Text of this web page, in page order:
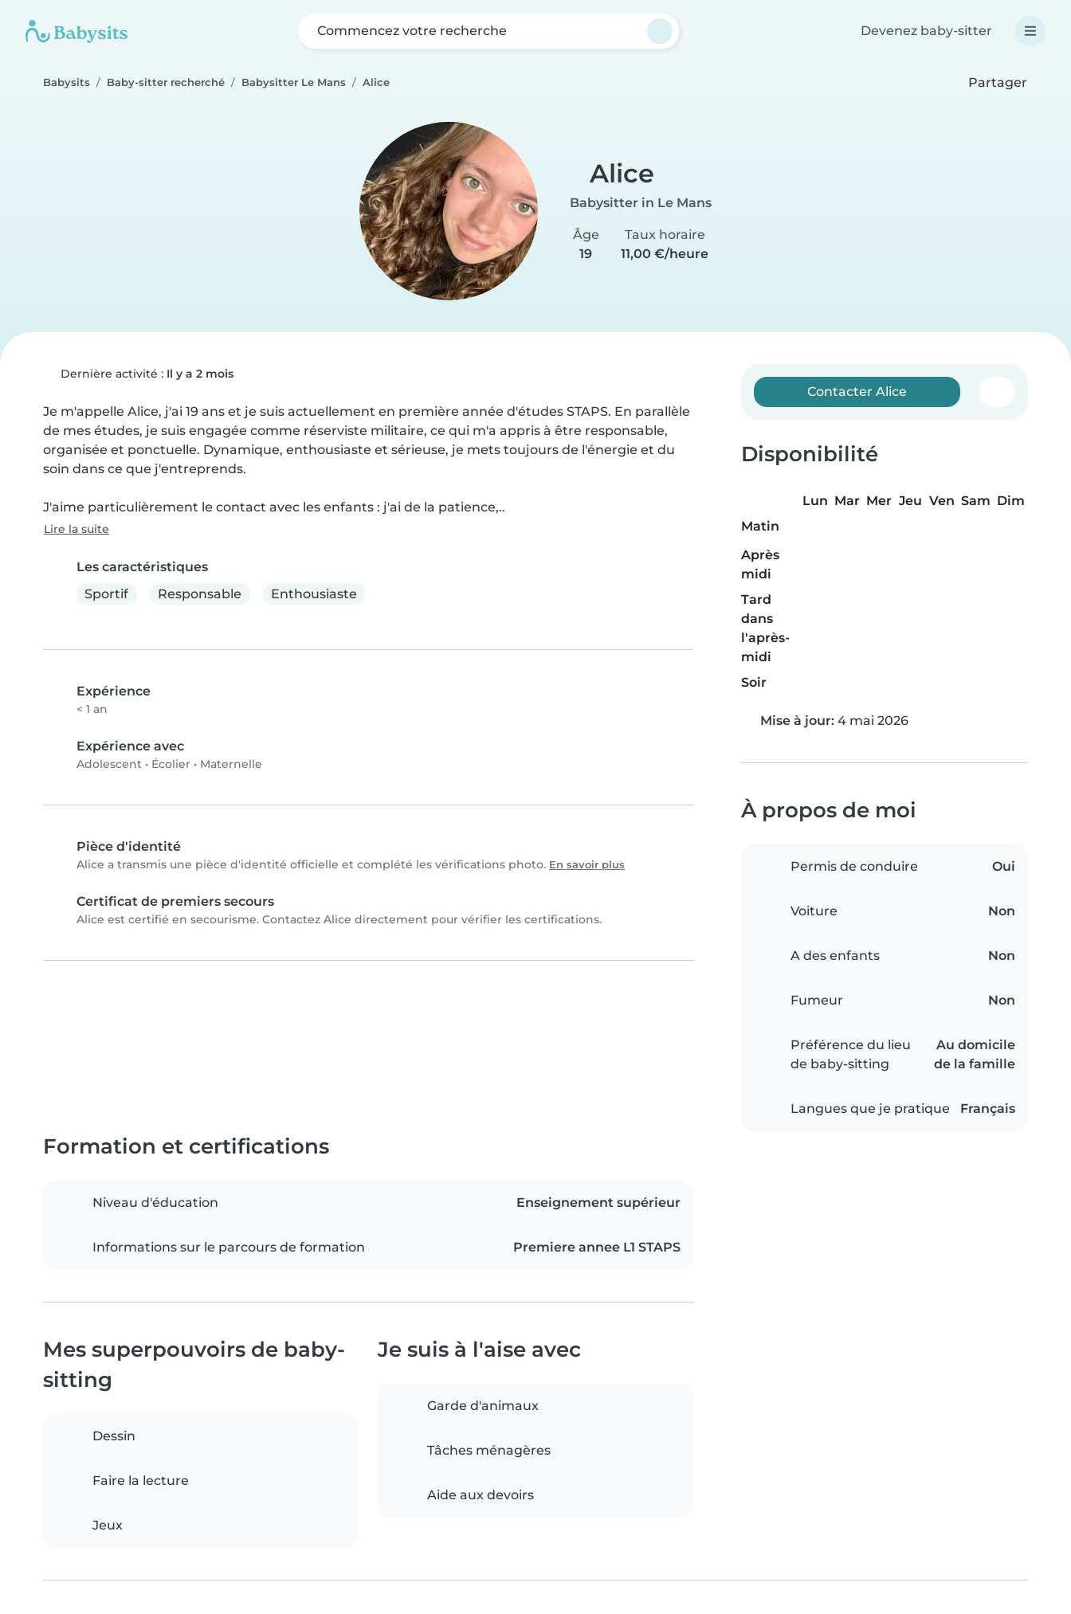
Commencez votre recherche Devenez baby-sitter
Babysits Baby-sitter recherché Babysitter Le Mans Alice Partager
Alice
Babysitter in Le Mans
Âge
19
Taux horaire
11,00 €/heure
Dernière activité : Il y a 2 mois
Je m'appelle Alice, j'ai 19 ans et je suis actuellement en première année d'études STAPS. En parallèle
de mes études, je suis engagée comme réserviste militaire, ce qui m'a appris à être responsable,
organisée et ponctuelle. Dynamique, enthousiaste et sérieuse, je mets toujours de l'énergie et du
soin dans ce que j'entreprends.
J'aime particulièrement le contact avec les enfants : j'ai de la patience,..
Lire la suite
Les caractéristiques
Sportif
Responsable Enthousiaste
Expérience
< 1 an
Expérience avec
Adolescent • Écolier • Maternelle
Pièce d'identité
Alice a transmis une pièce d'identité officielle et complété les vérifications photo. En savoir plus
Certificat de premiers secours
Alice est certifié en secourisme. Contactez Alice directement pour vérifier les certifications.
Contacter Alice
Disponibilité
Lun Mar Mer Jeu Ven Sam Dim
Matin
Après
midi
Tard
dans
l'après-
midi
Soir
Mise à jour: 4 mai 2026
À propos de moi
Permis de conduire Oui
Voiture Non
A des enfants Non
Fumeur Non
Préférence du lieu
de baby-sitting
Au domicile
de la famille
Langues que je pratique Français
Formation et certifications
Niveau d'éducation Enseignement supérieur
Informations sur le parcours de formation Premiere annee L1 STAPS
Mes superpouvoirs de baby-
sitting
Dessin
Faire la lecture
Jeux
Je suis à l'aise avec
Garde d'animaux
Tâches ménagères
Aide aux devoirs